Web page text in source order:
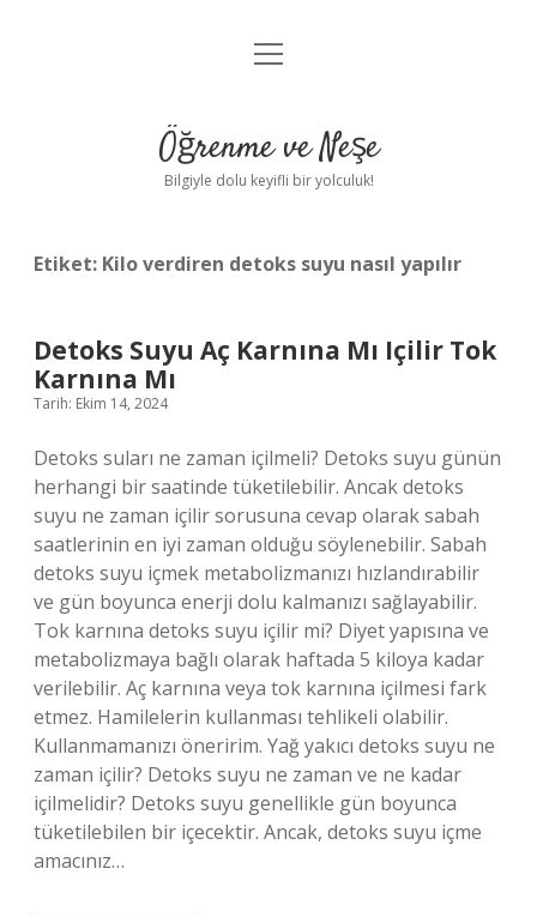
Anasayfa
Yasal Uyarı
menüyü
Öğrenme ve Neşe
Bilgiyle dolu keyifli bir yolculuk!
Etiket: Kilo verdiren detoks suyu nasıl yapılır
Detoks Suyu Aç Karnına Mı Içilir Tok
Karnına Mı
Tarih: Ekim 14, 2024
Detoks suları ne zaman içilmeli? Detoks suyu günün
herhangi bir saatinde tüketilebilir. Ancak detoks
suyu ne zaman içilir sorusuna cevap olarak sabah
saatlerinin en iyi zaman olduğu söylenebilir. Sabah
detoks suyu içmek metabolizmanızı hızlandırabilir
ve gün boyunca enerji dolu kalmanızı sağlayabilir.
Tok karnına detoks suyu içilir mi? Diyet yapısına ve
metabolizmaya bağlı olarak haftada 5 kiloya kadar
verilebilir. Aç karnına veya tok karnına içilmesi fark
etmez. Hamilelerin kullanması tehlikeli olabilir.
Kullanmamanızı öneririm. Yağ yakıcı detoks suyu ne
zaman içilir? Detoks suyu ne zaman ve ne kadar
içilmelidir? Detoks suyu genellikle gün boyunca
tüketilebilen bir içecektir. Ancak, detoks suyu içme
amacınız…